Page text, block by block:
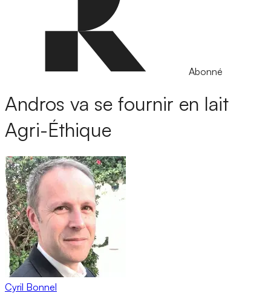
Abonné
Andros va se fournir en lait
Agri-Éthique
Cyril Bonnel